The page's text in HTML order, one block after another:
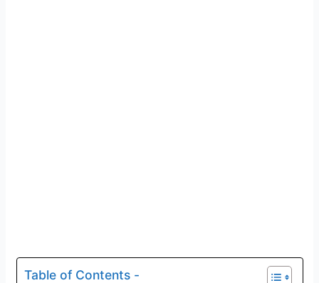
Table of Contents -